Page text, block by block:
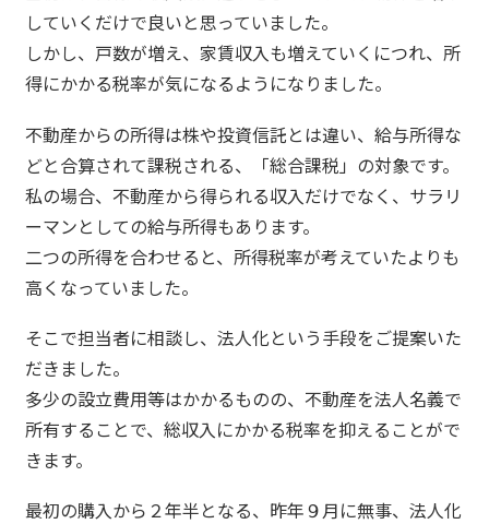
していくだけで良いと思っていました。
しかし、戸数が増え、家賃収入も増えていくにつれ、所
得にかかる税率が気になるようになりました。
不動産からの所得は株や投資信託とは違い、給与所得な
どと合算されて課税される、「総合課税」の対象です。
私の場合、不動産から得られる収入だけでなく、サラリ
ーマンとしての給与所得もあります。
二つの所得を合わせると、所得税率が考えていたよりも
高くなっていました。
そこで担当者に相談し、法人化という手段をご提案いた
だきました。
多少の設立費用等はかかるものの、不動産を法人名義で
所有することで、総収入にかかる税率を抑えることがで
きます。
最初の購入から２年半となる、昨年９月に無事、法人化